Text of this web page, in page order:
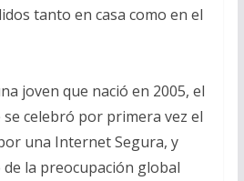
tanto en casa como en el
joven que nació en 2005, el
celebró por primera vez el
una Internet Segura, y
la preocupación global